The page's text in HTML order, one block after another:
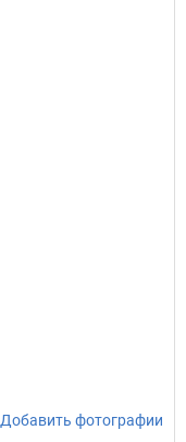
Добавить фотографии